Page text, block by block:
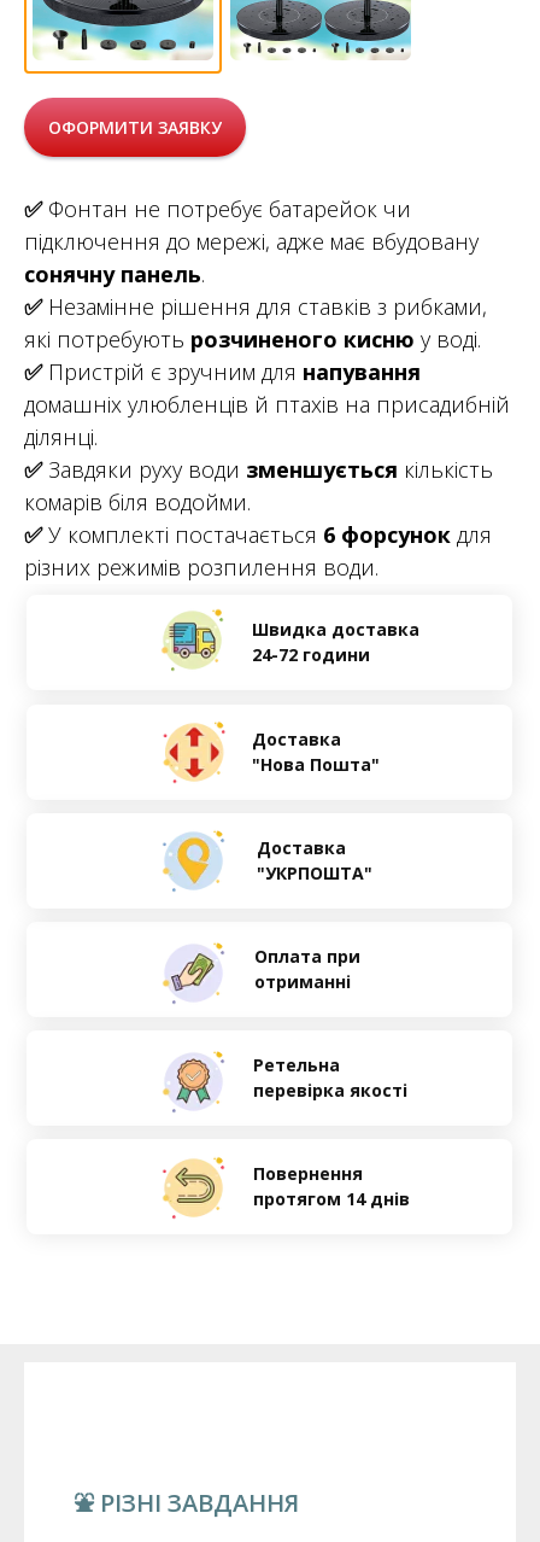
ОФОРМИТИ ЗАЯВКУ
✅Фонтан не потребує батарейок чи
підключення до мережі, адже має вбудовану
сонячну панель.
✅Незамінне рішення для ставків з рибками,
які потребують розчиненого кисню у воді.
✅Пристрій є зручним для напування
домашніх улюбленців й птахів на присадибній
ділянці.
✅Завдяки руху води зменшується кількість
комарів біля водойми.
✅У комплекті постачається 6 форсунок для
різних режимів розпилення води.
Оплата при
отриманні
Ретельна
перевірка якості
Швидка доставка
24-72 години
Доставка
"Нова Пошта"
Доставка
"УКРПОШТА"
Повернення
протягом 14 днів
⛲️ РІЗНІ ЗАВДАННЯ